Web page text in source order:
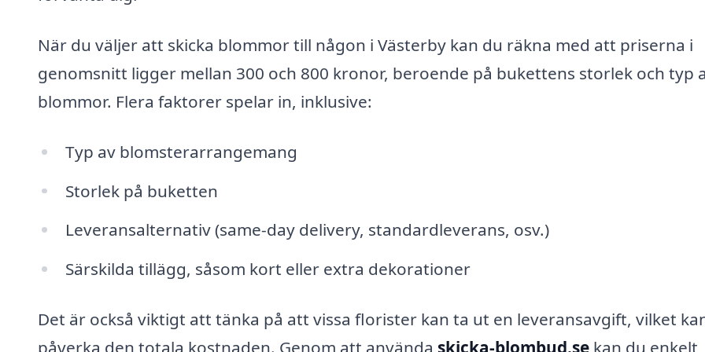
När du väljer att skicka blommor till någon i Västerby kan du räkna med att priserna i
genomsnitt ligger mellan 300 och 800 kronor, beroende på bukettens storlek och typ
blommor. Flera faktorer spelar in, inklusive:
Typ av blomsterarrangemang
Storlek på buketten
Leveransalternativ (same-day delivery, standardleverans, osv.)
Särskilda tillägg, såsom kort eller extra dekorationer
Det är också viktigt att tänka på att vissa florister kan ta ut en leveransavgift, vilket
påverka den totala kostnaden. Genom att använda skicka-blombud.se kan du enkelt